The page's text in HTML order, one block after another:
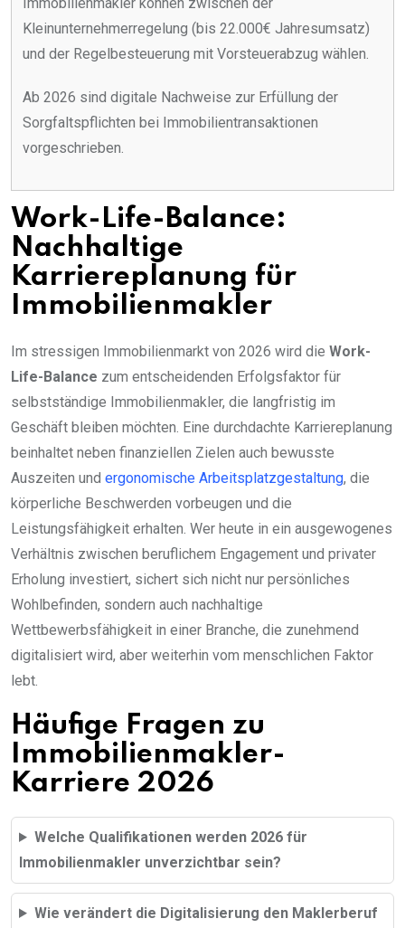
Kleinunternehmerregelung (bis 22.000€ Jahresumsatz)
und der Regelbesteuerung mit Vorsteuerabzug wählen.
Ab 2026 sind digitale Nachweise zur Erfüllung der
Sorgfaltspflichten bei Immobilientransaktionen
vorgeschrieben.
Work-Life-Balance:
Nachhaltige
Karriereplanung für
Immobilienmakler
Im stressigen Immobilienmarkt von 2026 wird die Work-
Life-Balance zum entscheidenden Erfolgsfaktor für
selbstständige Immobilienmakler, die langfristig im
Geschäft bleiben möchten. Eine durchdachte Karriereplanung
beinhaltet neben finanziellen Zielen auch bewusste
Auszeiten und ergonomische Arbeitsplatzgestaltung, die
körperliche Beschwerden vorbeugen und die
Leistungsfähigkeit erhalten. Wer heute in ein ausgewogenes
Verhältnis zwischen beruflichem Engagement und privater
Erholung investiert, sichert sich nicht nur persönliches
Wohlbefinden, sondern auch nachhaltige
Wettbewerbsfähigkeit in einer Branche, die zunehmend
digitalisiert wird, aber weiterhin vom menschlichen Faktor
lebt.
Häufige Fragen zu
Immobilienmakler-
Karriere 2026
Welche Qualifikationen werden 2026 für
Immobilienmakler unverzichtbar sein?
Wie verändert die Digitalisierung den Maklerberuf